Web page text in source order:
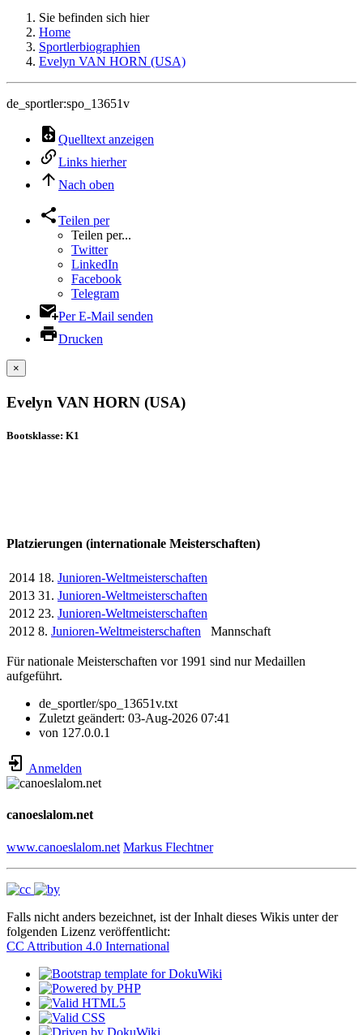
Sie befinden sich hier
Home
Sportlerbiographien
Evelyn VAN HORN (USA)
de_sportler:spo_13651v
Quelltext anzeigen
Links hierher
Nach oben
Teilen per
Teilen per...
Twitter
LinkedIn
Facebook
Telegram
Per E-Mail senden
Drucken
×
Evelyn VAN HORN (USA)
Bootsklasse: K1
Platzierungen (internationale Meisterschaften)
2014 18. Junioren-Weltmeisterschaften
2013 31. Junioren-Weltmeisterschaften
2012 23. Junioren-Weltmeisterschaften
2012 8. Junioren-Weltmeisterschaften Mannschaft
Für nationale Meisterschaften vor 1991 sind nur Medaillen
aufgeführt.
de_sportler/spo_13651v.txt
Zuletzt geändert: 03-Aug-2026 07:41
von 127.0.0.1
Anmelden
canoeslalom.net
www.canoeslalom.net Markus Flechtner
Falls nicht anders bezeichnet, ist der Inhalt dieses Wikis unter der
folgenden Lizenz veröffentlicht:
CC Attribution 4.0 International